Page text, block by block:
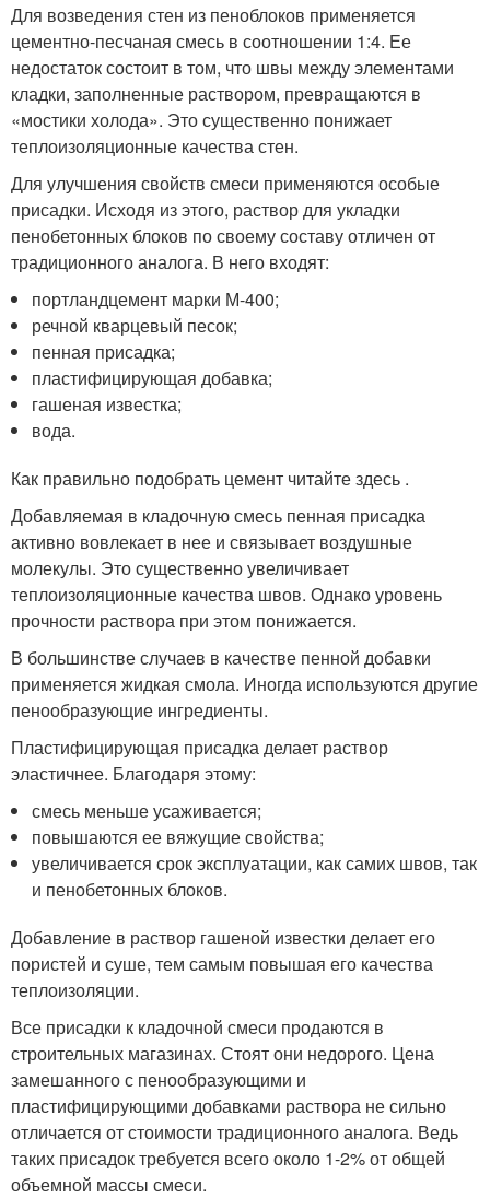
Для возведения стен из пеноблоков применяется
цементно-песчаная смесь в соотношении 1:4. Ее
недостаток состоит в том, что швы между элементами
кладки, заполненные раствором, превращаются в
«мостики холода». Это существенно понижает
теплоизоляционные качества стен.
Для улучшения свойств смеси применяются особые
присадки. Исходя из этого, раствор для укладки
пенобетонных блоков по своему составу отличен от
традиционного аналога. В него входят:
портландцемент марки М-400;
речной кварцевый песок;
пенная присадка;
пластифицирующая добавка;
гашеная известка;
вода.
Как правильно подобрать цемент читайте здесь .
Добавляемая в кладочную смесь пенная присадка
активно вовлекает в нее и связывает воздушные
молекулы. Это существенно увеличивает
теплоизоляционные качества швов. Однако уровень
прочности раствора при этом понижается.
В большинстве случаев в качестве пенной добавки
применяется жидкая смола. Иногда используются другие
пенообразующие ингредиенты.
Пластифицирующая присадка делает раствор
эластичнее. Благодаря этому:
смесь меньше усаживается;
повышаются ее вяжущие свойства;
увеличивается срок эксплуатации, как самих швов, так
и пенобетонных блоков.
Добавление в раствор гашеной известки делает его
пористей и суше, тем самым повышая его качества
теплоизоляции.
Все присадки к кладочной смеси продаются в
строительных магазинах. Стоят они недорого. Цена
замешанного с пенообразующими и
пластифицирующими добавками раствора не сильно
отличается от стоимости традиционного аналога. Ведь
таких присадок требуется всего около 1-2% от общей
объемной массы смеси.